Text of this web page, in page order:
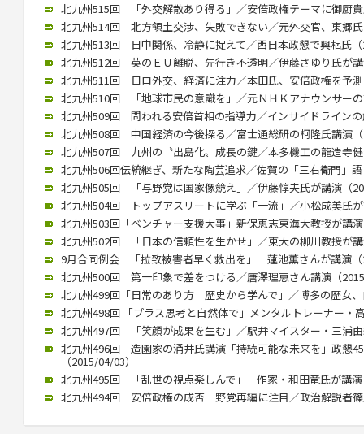
北九州515回 「外交解散あり得る」／安倍政権テーマに御厨
北九州514回 北方領土交渉、失敗できない／元外交官、東郷
北九州513回 日中関係、冷静に捉えて／西日本政懇で興梠氏
北九州512回 英のＥＵ離脱、先行き不透明／伊藤さゆり氏が
北九州511回 日ロ外交、経済に注力／本田氏、安倍政権を予
北九州510回 「地球市民の意識を」／元ＮＨＫアナウンサー
北九州509回 問われる安倍首相の指導力／インサイドライン
北九州508回 中国経済の今後探る／富士通総研の柯隆氏講演
北九州507回 九州の〝出島化〟成長の鍵／本多機工の龍造寺
北九州506回伝統継ぎ、新たな陶芸追求／佐賀の「三右衛門」
北九州505回 「与野党は国家像競え」／伊藤惇夫氏が講演（
北九州504回 トップアスリートに学ぶ「一流」／小松成美氏
北九州503回「ベンチャー支援大事」新保恵志東海大教授が講
北九州502回 「日本の信頼性を生かせ」／東大の柳川教授が
9月合同例会 「拉致被害者早く救出を」 蓮池薫さんが講演
北九州500回 第一印象で差をつける／唐澤理恵さん講演（
北九州499回「日常のあり方 歴史から学んで」／博多の歴女
北九州498回 「プラス思考と自然体で」メンタルトレーナー・
北九州497回 「笑顔が成果を生む」／駅弁マイスター・三浦
北九州496回 造園家の涌井氏講演「持続可能な未来を」政懇
（2015/04/03）
北九州495回 「乱世の視点楽しんで」 作家・和田竜氏が講
北九州494回 安倍政権の成否 野党再編に注目／政治解説者